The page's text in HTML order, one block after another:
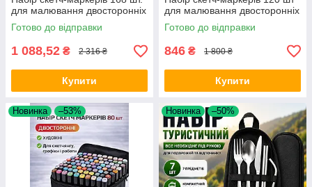
для малювання двосторонніх
touch Opt City
Готово до відправки
1 088,52 ₴ 2 316 ₴
Купити
для малювання двосторонніх
touch Opt City
Готово до відправки
846 ₴ 1 800 ₴
Купити
Новинка –53% Новинка –50%